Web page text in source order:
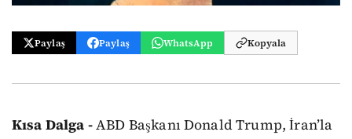
Paylaş Paylaş WhatsApp Kopyala
Kısa Dalga -ABD Başkanı Donald Trump, İran’la